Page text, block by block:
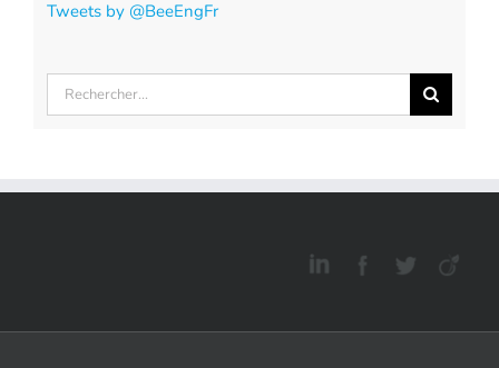
Tweets by @BeeEngFr
Rechercher: